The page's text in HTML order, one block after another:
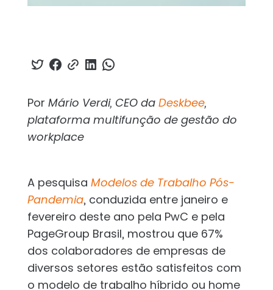
Por Mário Verdi, CEO da Deskbee,
plataforma multifunção de gestão do
workplace
A pesquisa Modelos de Trabalho Pós-
Pandemia, conduzida entre janeiro e
fevereiro deste ano pela PwC e pela
PageGroup Brasil, mostrou que 67%
dos colaboradores de empresas de
diversos setores estão satisfeitos com
o modelo de trabalho híbrido ou home